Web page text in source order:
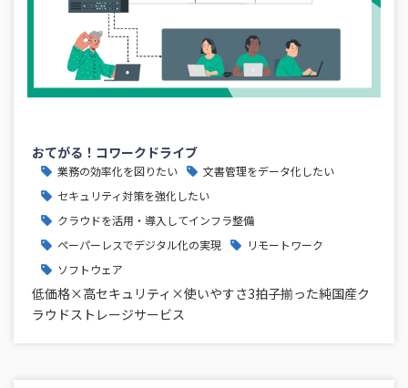
おてがる！コワークドライブ
業務の効率化を図りたい
文書管理をデータ化したい
セキュリティ対策を強化したい
クラウドを活用・導入してインフラ整備
ペーパーレスでデジタル化の実現
リモートワーク
ソフトウェア
低価格×高セキュリティ×使いやすさ3拍子揃った純国産ク
ラウドストレージサービス